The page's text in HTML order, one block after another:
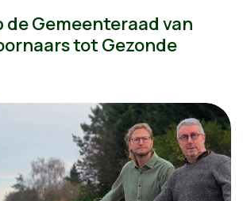
de Gemeenteraad van
tot Gezonde